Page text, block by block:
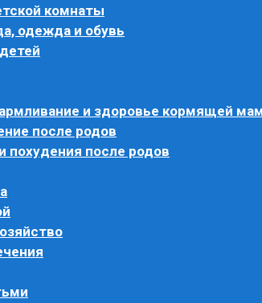
комнаты
одежда и обувь
и здоровье кормящей
после родов
похудения после родов